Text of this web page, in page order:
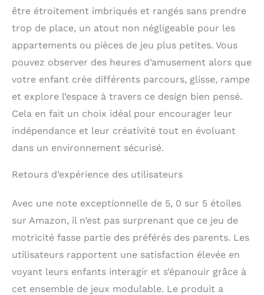
être étroitement imbriqués et rangés sans prendre
trop de place, un atout non négligeable pour les
appartements ou pièces de jeu plus petites. Vous
pouvez observer des heures d’amusement alors que
votre enfant crée différents parcours, glisse, rampe
et explore l’espace à travers ce design bien pensé.
Cela en fait un choix idéal pour encourager leur
indépendance et leur créativité tout en évoluant
dans un environnement sécurisé.
Retours d’expérience des utilisateurs
Avec une note exceptionnelle de 5, 0 sur 5 étoiles
sur Amazon, il n’est pas surprenant que ce jeu de
motricité fasse partie des préférés des parents. Les
utilisateurs rapportent une satisfaction élevée en
voyant leurs enfants interagir et s’épanouir grâce à
cet ensemble de jeux modulable. Le produit a